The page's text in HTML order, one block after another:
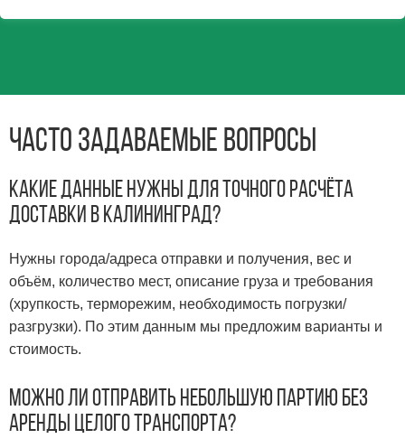
Часто задаваемые вопросы
Какие данные нужны для точного расчёта
доставки в Калининград?
Нужны города/адреса отправки и получения, вес и
объём, количество мест, описание груза и требования
(хрупкость, терморежим, необходимость погрузки/
разгрузки). По этим данным мы предложим варианты и
стоимость.
Можно ли отправить небольшую партию без
аренды целого транспорта?